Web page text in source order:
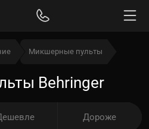
Микшерные пульты
Behringer
Дороже